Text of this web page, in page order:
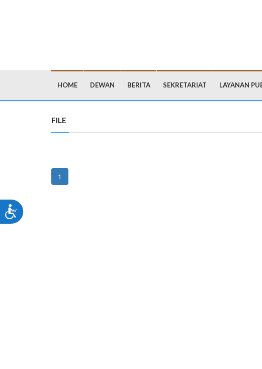
HOME DEWAN BERITA SEKRETARIAT LAYANAN
FILE
1